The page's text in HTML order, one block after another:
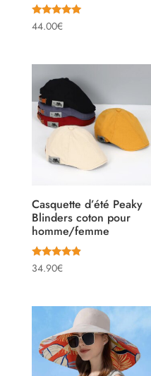
Note
4.88
44.00€
Casquette d’été Peaky
Blinders coton pour
homme/femme
Note
4.67
34.90€